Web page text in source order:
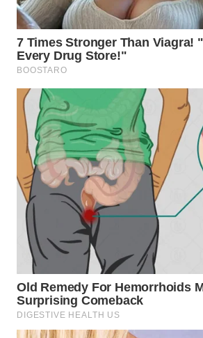
WN
TAPANULI
UTARA
WN
SAMOSIR
WN
PADANG
LAWAS
SUMEDANG
CIANJUR
WN
KEPULAUAN